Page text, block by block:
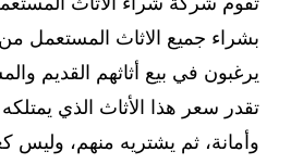
بشراء جميع الاثاث المستعمل من
يرغبون في بيع أثاثهم القديم
تقدر سعر هذا الأثاث الذي
وأمانة، ثم يشتريه منهم، وليس